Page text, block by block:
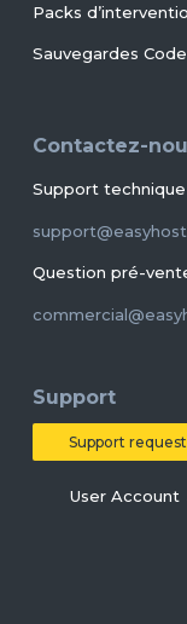
Packs
Sauvegardes
Contactez-
Support technique
Question pré-
Support
Support
User Account